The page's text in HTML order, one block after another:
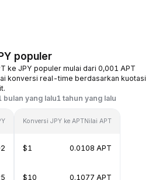
populer
ke JPY populer mulai dari 0,001 APT
konversi real-time berdasarkan kuotasi
bulan yang lalu1 tahun yang lalu
Konversi JPY ke APTNilai APT
$1 0.0108 APT
$10 0.1077 APT